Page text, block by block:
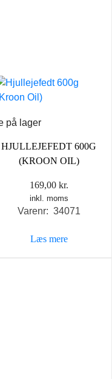
på lager
HJULLEJEFEDT 600G
(KROON OIL)
169,00 kr.
inkl. moms
Varenr: 34071
Læs mere